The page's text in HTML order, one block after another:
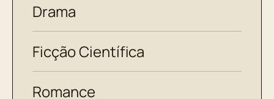
Drama
Ficção Científica
Romance